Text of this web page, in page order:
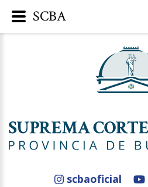
scbaoficial
SCBA